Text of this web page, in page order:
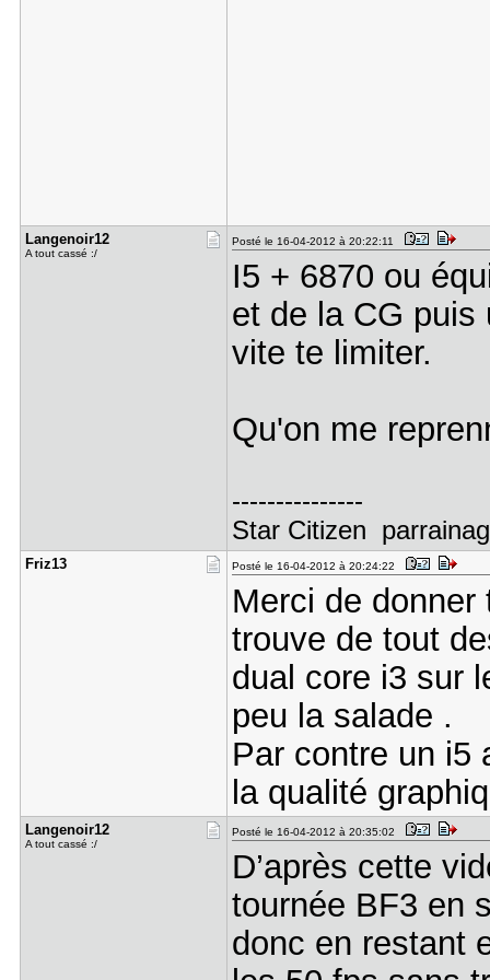
Langenoir1​2
A tout cassé :/
Posté le 16-04-2012 à 20:22:11
I5 + 6870 ou
et de la CG puis
vite te limiter.
Qu'on me
---------------
Star Citizen
Friz13 Posté le 16-04-2012 à 20:24:22
Merci de
trouve de tout
dual core i3 sur
peu la salade .
Par contre un i5
la qualité
Langenoir1​2
A tout cassé :/
Posté le 16-04-2012 à 20:35:02
D’après cette
tournée BF3 en
donc en restant